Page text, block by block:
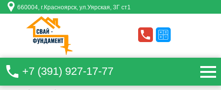
660004 , г. Красноярск , ул. Уярская, 3Г ст1
+7 (391) 927-17-77